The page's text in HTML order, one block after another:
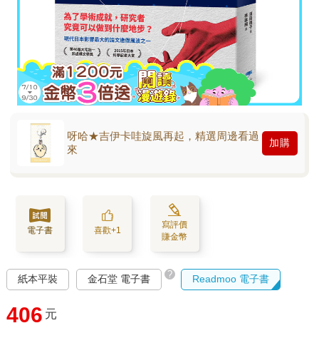
呀哈★吉伊卡哇旋風再起，精選周邊看過
來
加購
電子書 喜歡+1
寫評價
賺金幣
紙本平裝 金石堂 電子書 ? Readmoo 電子書
406 元